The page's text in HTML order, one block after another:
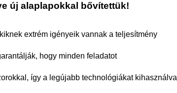
új alaplapokkal bővítettük!
extrém igényeik vannak a teljesítmény
hogy minden feladatot
így a legújabb technológiákat kihasználva